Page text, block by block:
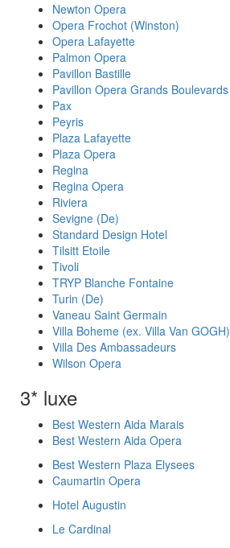
Newton Opera
Opera Frochot (Winston)
Opera Lafayette
Palmon Opera
Pavillon Bastille
Pavillon Opera Grands Boulevards
Pax
Peyris
Plaza Lafayette
Plaza Opera
Regina
Regina Opera
Riviera
Sevigne (De)
Standard Design Hotel
Tilsitt Etoile
Tivoli
TRYP Blanche Fontaine
Turin (De)
Vaneau Saint Germain
Villa Boheme (ex. Villa Van GOGH)
Villa Des Ambassadeurs
Wilson Opera
3* luxe
Best Western Aida Marais
Best Western Aida Opera
Best Western Plaza Elysees
Caumartin Opera
Hotel Augustin
Le Cardinal